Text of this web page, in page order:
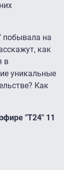
побывала на
как
в
уникальные
Как
"Т24" 11